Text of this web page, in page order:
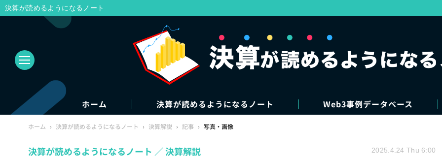
ホーム 決算が読めるようになるノート Web3事例データベース
ホーム › 決算が読めるようになるノート › 決算解説 › 記事 › 写真・画像
決算が読めるようになるノート 決算解説 2025.4.24 Thu 6:00
決算が読めるようになるノート